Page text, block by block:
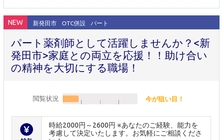
NEW 新発田市 OTC併設 パート
パート薬剤師として活躍しませんか？<新
発田市>家庭との両立を応援！！助け合い
の精神を大切にする職場！
閲覧状況 今が狙い目！
時給2000円～2600円 ※あなたのご経験、能力を
考慮して決定いたします。お気軽にご相談くださ